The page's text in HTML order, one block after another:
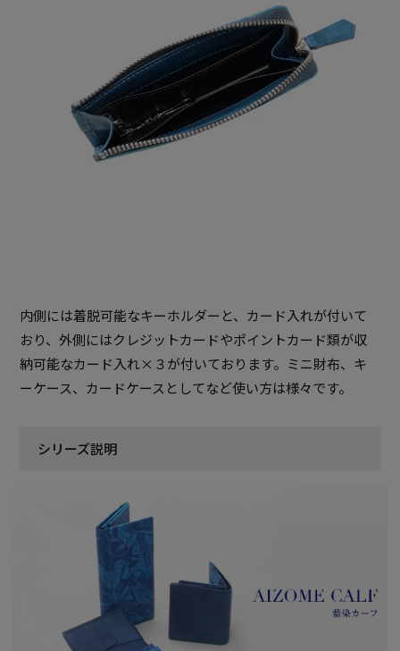
内側には着脱可能なキーホルダーと、カード入れが付いて
おり、外側にはクレジットカードやポイントカード類が収
納可能なカード入れ×３が付いております。ミニ財布、キ
ーケース、カードケースとしてなど使い方は様々です。
シリーズ説明